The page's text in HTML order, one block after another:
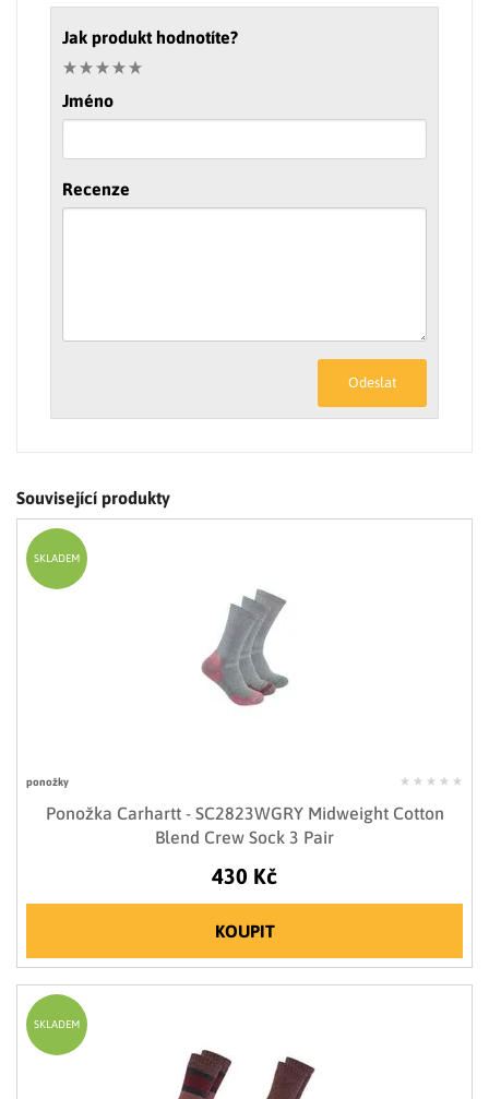
Jak produkt hodnotíte?
Jméno
Recenze
Odeslat
Související produkty
ponožky
Ponožka Carhartt - SC2823WGRY Midweight Cotton
Blend Crew Sock 3 Pair
430 Kč
KOUPIT
SKLADEM
SKLADEM